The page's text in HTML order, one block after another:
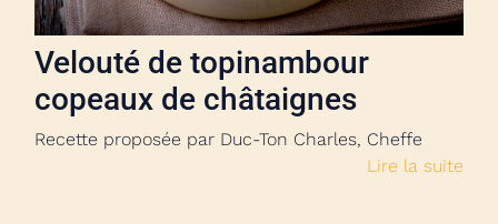
Velouté de topinambour
copeaux de châtaignes
Recette proposée par Duc-Ton Charles, Cheffe
Lire la suite